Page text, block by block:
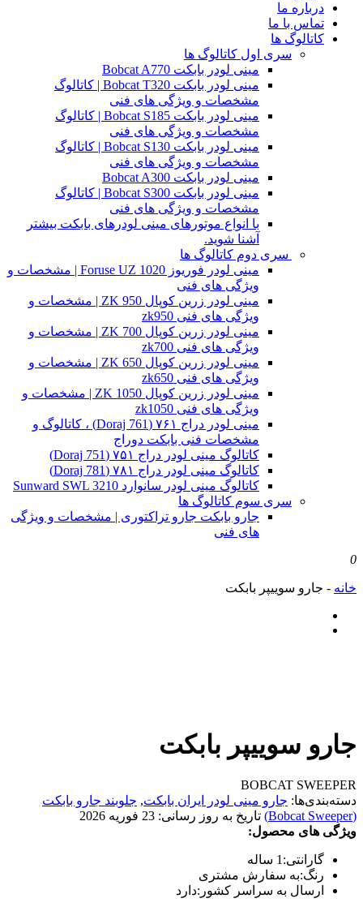
درباره ما
تماس با ما
کاتالوگ ها
سری اول کاتالوگ ها
مینی لودر بابکت Bobcat A770
مینی لودر بابکت Bobcat T320 | کاتالوگ
مشخصات و ویژگی های فنی
مینی لودر بابکت Bobcat S185 | کاتالوگ
مشخصات و ویژگی های فنی
مینی لودر بابکت Bobcat S130 | کاتالوگ
مشخصات و ویژگی های فنی
مینی لودر بابکت Bobcat A300
مینی لودر بابکت Bobcat S300 | کاتالوگ
مشخصات و ویژگی های فنی
با انواع موتورهای مینی لودرهای بابکت بیشتر
آشنا شوید.
سری دوم کاتالوگ ها
مینی لودر فوریوز Foruse UZ 1020 | مشخصات و
ویژگی های فنی
مینی لودر زرین کوپال ZK 950 | مشخصات و
ویژگی های فنی zk950
مینی لودر زرین کوپال ZK 700 | مشخصات و
ویژگی های فنی zk700
مینی لودر زرین کوپال ZK 650 | مشخصات و
ویژگی های فنی zk650
مینی لودر زرین کوپال ZK 1050 | مشخصات و
ویژگی های فنی zk1050
مینی لودر دراج ۷۶۱ (Doraj 761) ، کاتالوگ و
مشخصات فنی بابکت دوراج
کاتالوگ مینی لودر دراج ۷۵۱ (Doraj 751)
کاتالوگ مینی لودر دراج ۷۸۱ (Doraj 781)
کاتالوگ مینی لودر سانوارد Sunward SWL 3210
سری سوم کاتالوگ ها
جارو بابکت جارو تراکتوری | مشخصات و ویژگی
های فنی
0
خانه - جارو سوییپر بابکت
جارو سوییپر بابکت
BOBCAT SWEEPER
دسته‌بندی‌ها: جارو مینی لودر ایران بابکت, جلوبند جارو بابکت
(Bobcat Sweeper)
تاریخ به روز رسانی: 23 فوریه 2026
ویژگی های محصول:
گارانتی: 1 ساله
رنگ:به سفارش مشتری
ارسال به سراسر کشور:دارد